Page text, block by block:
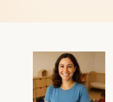
פורטל רואי חשבון